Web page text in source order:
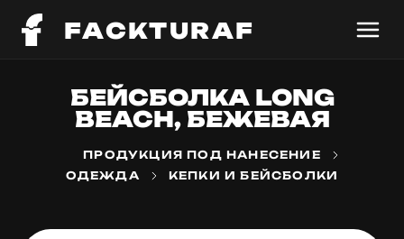
FACKTURAF
БЕЙСБОЛКА LONG
BEACH, БЕЖЕВАЯ
ПРОДУКЦИЯ ПОД НАНЕСЕНИЕ
ОДЕЖДА
КЕПКИ И БЕЙСБОЛКИ